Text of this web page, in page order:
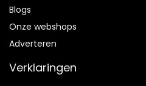
Blogs
Onze webshops
Adverteren
Verklaringen